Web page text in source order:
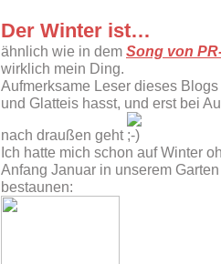
Der Winter ist…
ähnlich wie in dem Song von
wirklich mein Ding.
Aufmerksame Leser dieses
und Glatteis hasst, und erst bei
nach draußen geht
Ich hatte mich schon auf Winter
Anfang Januar in unserem
bestaunen: